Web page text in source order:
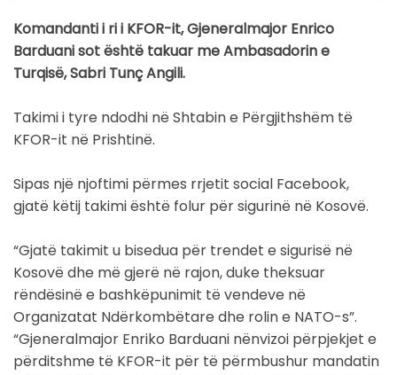
Komandanti i ri i KFOR-it, Gjeneralmajor Enrico
Barduani sot është takuar me Ambasadorin e
Turqisë, Sabri Tunç Angili.
Takimi i tyre ndodhi në Shtabin e Përgjithshëm të
KFOR-it në Prishtinë.
Sipas një njoftimi përmes rrjetit social Facebook,
gjatë këtij takimi është folur për sigurinë në Kosovë.
“Gjatë takimit u bisedua për trendet e sigurisë në
Kosovë dhe më gjerë në rajon, duke theksuar
rëndësinë e bashkëpunimit të vendeve në
Organizatat Ndërkombëtare dhe rolin e NATO-s”.
“Gjeneralmajor Enriko Barduani nënvizoi përpjekjet e
përditshme të KFOR-it për të përmbushur mandatin